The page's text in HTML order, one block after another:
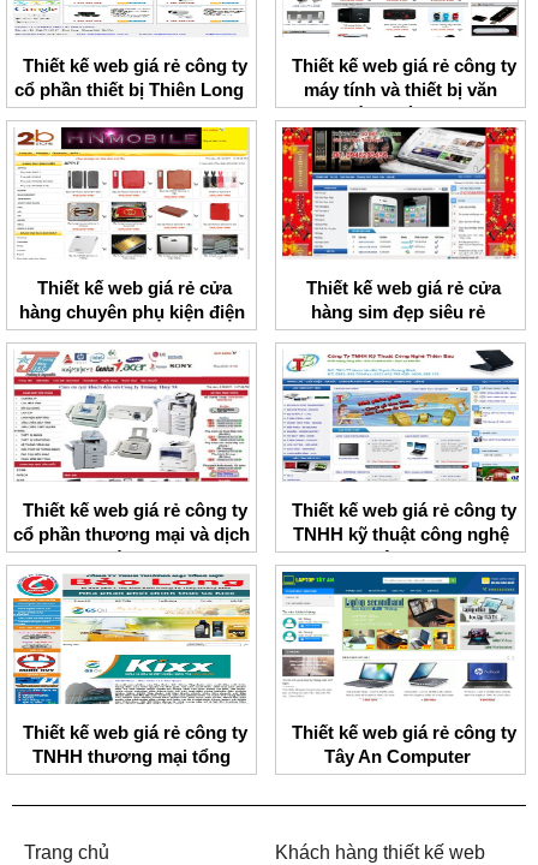
Thiết kế web giá rẻ công ty
cổ phần thiết bị Thiên Long
Thiết kế web giá rẻ công ty
máy tính và thiết bị văn
phòng Hà Nam
Thiết kế web giá rẻ cửa
hàng chuyên phụ kiện điện
thoại HNMobile
Thiết kế web giá rẻ cửa
hàng sim đẹp siêu rẻ
Thiết kế web giá rẻ công ty
cổ phần thương mại và dịch
vụ Trường Thủy
Thiết kế web giá rẻ công ty
TNHH kỹ thuật công nghệ
Thiên Bảo
Thiết kế web giá rẻ công ty
TNHH thương mại tổng
hợp Bảo Long
Thiết kế web giá rẻ công ty
Tây An Computer
Trang chủ Khách hàng thiết kế web